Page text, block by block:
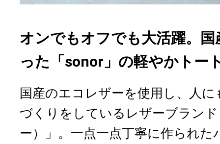
オンでもオフでも大活躍。
った「sonor」の軽やかトー
国産のエコレザーを使用し、人
づくりをしているレザーブラン
ー）」。一点一点丁寧に作られた